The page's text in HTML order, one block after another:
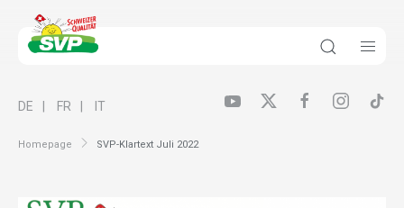
Homepage SVP-Klartext Juli 2022
DE FR IT